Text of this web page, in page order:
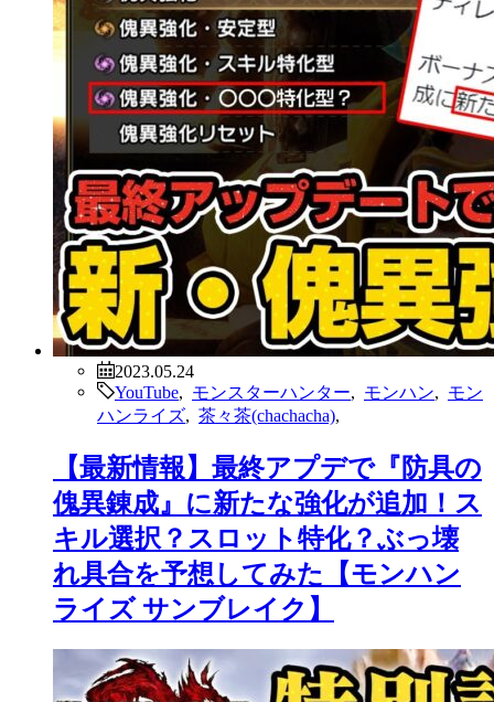
2023.05.24
YouTube
モンスターハンター モンハン
モン
ハンライズ
茶々茶(chachacha)
【最新情報】最終アプデで『防具の
傀異錬成』に新たな強化が追加！ス
キル選択？スロット特化？ぶっ壊
れ具合を予想してみた【モンハン
ライズ サンブレイク】